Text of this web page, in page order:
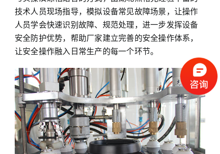
技术人员现场指导，模拟设备常见故障场景，让操作
人员学会快速识别故障、规范处理，进一步发挥设备
安全防护优势，帮助厂家建立完善的安全操作体系，
让安全操作融入日常生产的每一个环节。